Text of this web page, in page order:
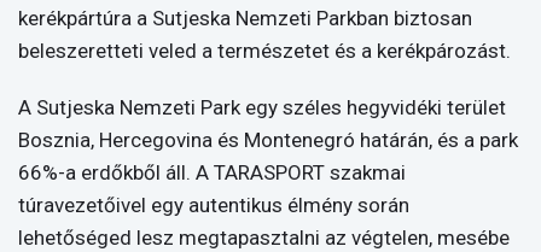
kerékpártúra a Sutjeska Nemzeti Parkban biztosan
beleszeretteti veled a természetet és a kerékpározást.
A Sutjeska Nemzeti Park egy széles hegyvidéki terület
Bosznia, Hercegovina és Montenegró határán, és a park
66%-a erdőkből áll. A TARASPORT szakmai
túravezetőivel egy autentikus élmény során
lehetőséged lesz megtapasztalni az végtelen, mesébe